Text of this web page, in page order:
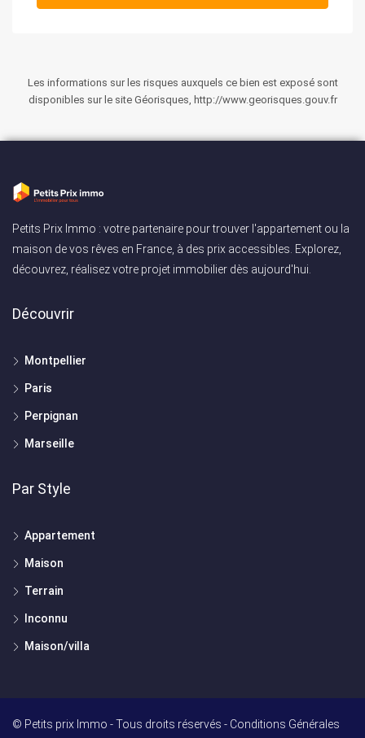
Les informations sur les risques auxquels ce bien est exposé sont
disponibles sur le site Géorisques, http://www.georisques.gouv.fr
Petits Prix Immo : votre partenaire pour trouver l'appartement ou la
maison de vos rêves en France, à des prix accessibles. Explorez,
découvrez, réalisez votre projet immobilier dès aujourd'hui.
Découvrir
Montpellier
Paris
Perpignan
Marseille
Par Style
Appartement
Maison
Terrain
Inconnu
Maison/villa
© Petits prix Immo - Tous droits réservés - Conditions Générales